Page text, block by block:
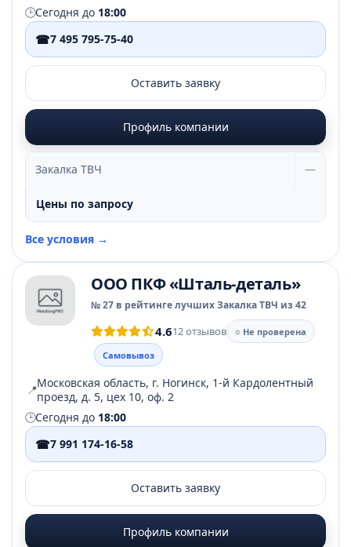
🕒Сегодня до 18:00
☎7 495 795-75-40
Оставить заявку
Профиль компании
Закалка ТВЧ —
Цены по запросу
Все условия →
ООО ПКФ «Шталь-деталь»
№ 27 в рейтинге лучших Закалка ТВЧ из 42
4.612 отзывов
○ Не проверена
Самовывоз
📍Московская область, г. Ногинск, 1-й Кардолентный
проезд, д. 5, цех 10, оф. 2
🕒Сегодня до 18:00
☎7 991 174-16-58
Оставить заявку
Профиль компании